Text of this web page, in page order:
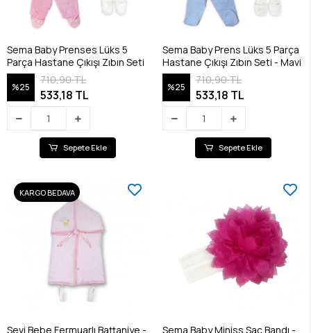
Sema Baby Prenses Lüks 5
Parça Hastane Çıkışı Zıbın Seti
%25
710,90 TL
533,18 TL
Sepete Ekle
Sema Baby Prens Lüks 5 Parça
Hastane Çıkışı Zıbın Seti - Mavi
%25
710,90 TL
533,18 TL
Sepete Ekle
KARGO BEDAVA
Sevi Bebe Fermuarlı Battaniye -
Sema Baby Miniss Saç Bandı -